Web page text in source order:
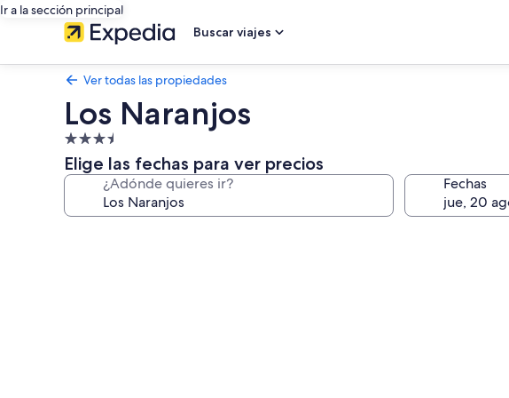
Ir a la sección principal
Buscar viajes
Ver todas las propiedades
Los Naranjos
Propiedad
de
3.5
estrellas
Elige las fechas para ver precios
¿Adónde quieres ir? Fechas